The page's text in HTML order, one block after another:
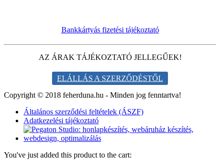
Bankkártyás fizetési tájékoztató
AZ ÁRAK TÁJÉKOZTATÓ JELLEGŰEK!
ELÁLLÁS A SZERZŐDÉSTŐL
Copyright © 2018 feherduna.hu - Minden jog fenntartva!
Általános szerződési feltételek (ÁSZF)
Adatkezelési tájékoztató
You've just added this product to the cart: